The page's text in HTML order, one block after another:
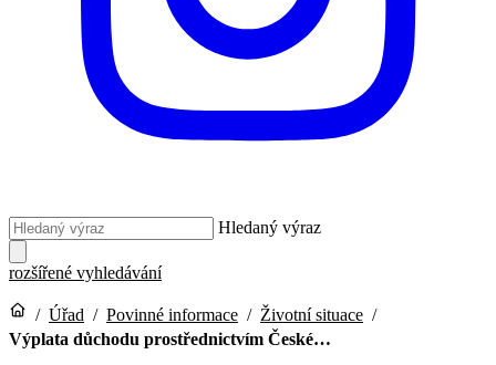
Hledaný výraz
rozšířené vyhledávání
/ Úřad / Povinné informace / Životní situace /
Výplata důchodu prostřednictvím České…